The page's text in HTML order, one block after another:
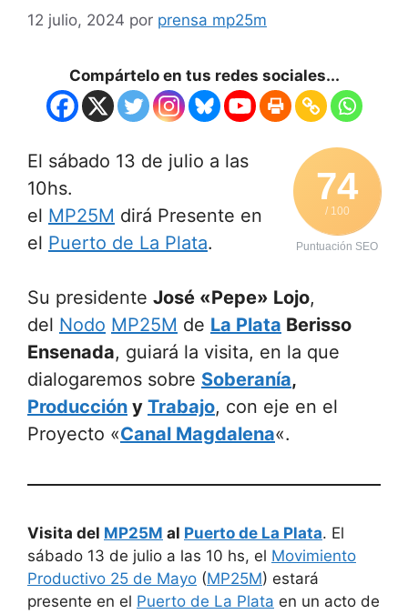
12 julio, 2024 por prensa mp25m
Compártelo en tus redes sociales...
74
/ 100
Puntuación SEO
El sábado 13 de julio a las
10hs.
el MP25M dirá Presente en
el Puerto de La Plata.
Su presidente José «Pepe» Lojo,
del Nodo MP25M de La Plata Berisso
Ensenada, guiará la visita, en la que
dialogaremos sobre Soberanía,
Producción y Trabajo, con eje en el
Proyecto «Canal Magdalena«.
Visita del MP25M al Puerto de La Plata. El
sábado 13 de julio a las 10 hs, el Movimiento
Productivo 25 de Mayo (MP25M) estará
presente en el Puerto de La Plata en un acto de